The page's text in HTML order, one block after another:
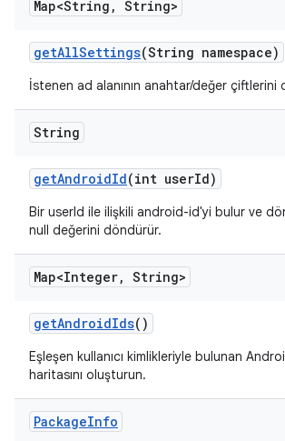
Map<String , String>
getAllSettings(String namespace)
İstenen ad alanının anahtar/değer çiftlerini
String
getAndroidId(int userId)
Bir userId ile ilişkili android-id'yi bulur ve
null değerini döndürür.
Map<Integer, String>
getAndroidIds()
Eşleşen kullanıcı kimlikleriyle bulunan
haritasını oluşturun.
PackageInfo